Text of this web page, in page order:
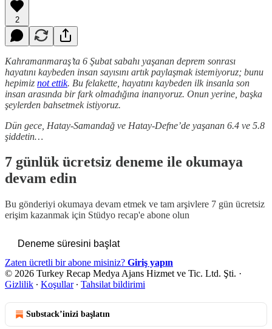
2
Kahramanmaraş’ta 6 Şubat sabahı yaşanan deprem sonrası
hayatını kaybeden insan sayısını artık paylaşmak istemiyoruz; bunu
hepimiz not ettik. Bu felakette, hayatını kaybeden ilk insanla son
insan arasında bir fark olmadığına inanıyoruz. Onun yerine, başka
şeylerden bahsetmek istiyoruz.
Dün gece, Hatay-Samandağ ve Hatay-Defne’de yaşanan 6.4 ve 5.8
şiddetin…
7 günlük ücretsiz deneme ile okumaya
devam edin
Bu gönderiyi okumaya devam etmek ve tam arşivlere 7 gün ücretsiz
erişim kazanmak için Stüdyo recap'e abone olun
Deneme süresini başlat
Zaten ücretli bir abone misiniz? Giriş yapın
© 2026 Turkey Recap Medya Ajans Hizmet ve Tic. Ltd. Şti. ·
Gizlilik ∙ Koşullar∙ Tahsilat bildirimi
Substack’inizi başlatın